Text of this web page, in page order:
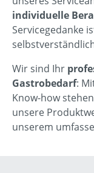
individuelle
Servicegedanke
Wir sind Ihr
Gastrobedarf:
Know-how
unsere
unserem